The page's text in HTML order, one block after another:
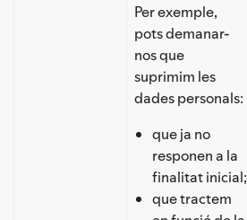
Per exemple,
pots demanar-
nos que
suprimim les
dades personals:
que ja no
responen a la
finalitat inicial;
que tractem